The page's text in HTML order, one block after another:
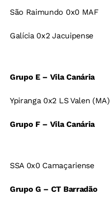
São Raimundo 0x0 MAF
Galícia 0x2 Jacuipense
Grupo E – Vila Canária
Ypiranga 0x2 LS Valen (MA)
Grupo F – Vila Canária
SSA 0x0 Camaçariense
Grupo G – CT Barradão